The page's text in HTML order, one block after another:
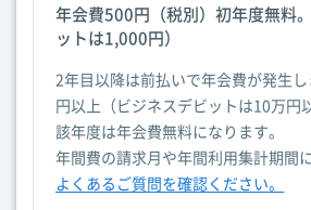
年会費500円（税別）初年度無料
ットは1,000円）
2年目以降は前払いで年会費が発生
円以上（ビジネスデビットは10万円
該年度は年会費無料になります。
年間費の請求月や年間利用集計期間に
よくあるご質問を確認ください。